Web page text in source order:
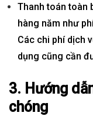
Thanh toán toàn
hàng năm như
Các chi phí dịch
dụng cũng cần
3. Hướng
chóng